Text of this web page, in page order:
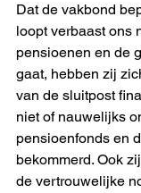
Dat de vakbond
loopt verbaast ons
pensioenen en de
gaat, hebben zij
van de sluitpost
niet of nauwelijks
pensioenfonds en
bekommerd. Ook
de vertrouwelijke